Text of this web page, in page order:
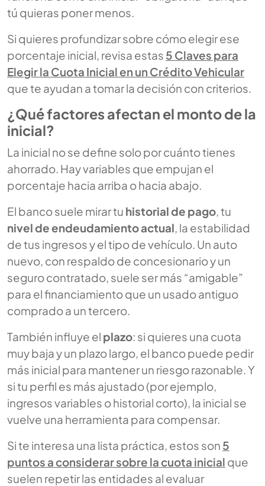
tú quieras poner menos.
Si quieres profundizar sobre cómo elegir ese
porcentaje inicial, revisa estas 5 Claves para
Elegir la Cuota Inicial en un Crédito Vehicular
que te ayudan a tomar la decisión con criterios.
¿Qué factores afectan el monto de la
inicial?
La inicial no se define solo por cuánto tienes
ahorrado. Hay variables que empujan el
porcentaje hacia arriba o hacia abajo.
El banco suele mirar tu historial de pago , tu
nivel de endeudamiento actual , la estabilidad
de tus ingresos y el tipo de vehículo. Un auto
nuevo, con respaldo de concesionario y un
seguro contratado, suele ser más “amigable”
para el financiamiento que un usado antiguo
comprado a un tercero.
También influye el plazo: si quieres una cuota
muy baja y un plazo largo, el banco puede pedir
más inicial para mantener un riesgo razonable. Y
si tu perfil es más ajustado (por ejemplo,
ingresos variables o historial corto), la inicial se
vuelve una herramienta para compensar.
Si te interesa una lista práctica, estos son 5
puntos a considerar sobre la cuota inicial que
suelen repetir las entidades al evaluar